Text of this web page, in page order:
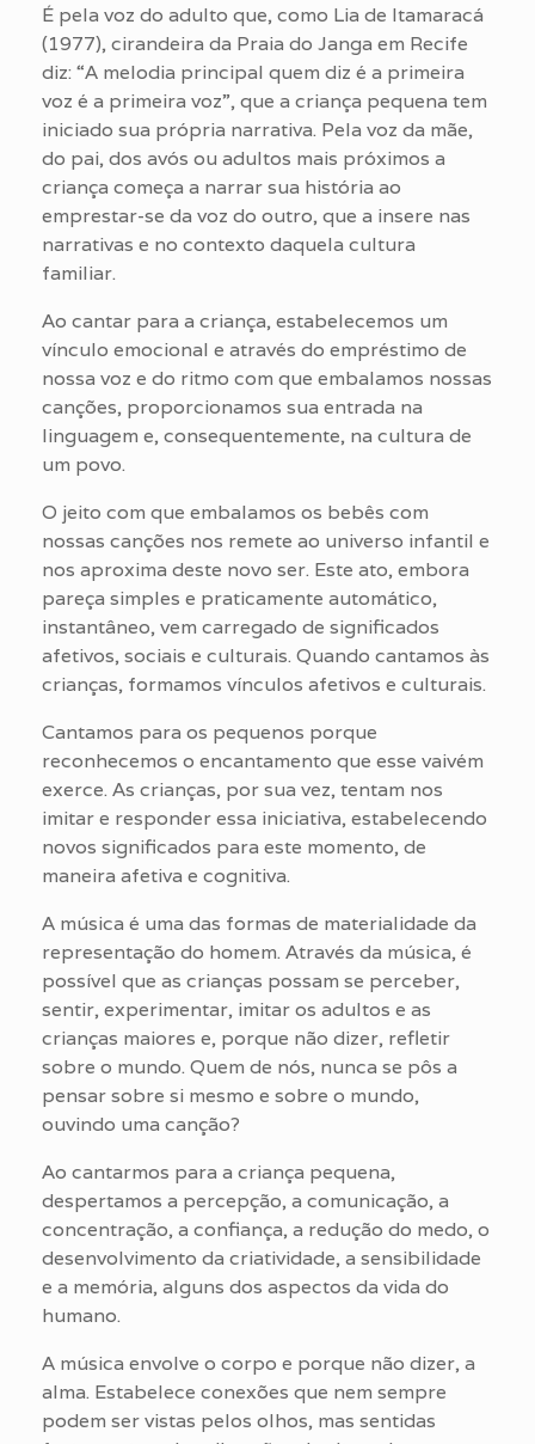
É pela voz do adulto que, como Lia de Itamaracá
(1977), cirandeira da Praia do Janga em Recife
diz: “A melodia principal quem diz é a primeira
voz é a primeira voz”, que a criança pequena tem
iniciado sua própria narrativa. Pela voz da mãe,
do pai, dos avós ou adultos mais próximos a
criança começa a narrar sua história ao
emprestar-se da voz do outro, que a insere nas
narrativas e no contexto daquela cultura
familiar.
Ao cantar para a criança, estabelecemos um
vínculo emocional e através do empréstimo de
nossa voz e do ritmo com que embalamos nossas
canções, proporcionamos sua entrada na
linguagem e, consequentemente, na cultura de
um povo.
O jeito com que embalamos os bebês com
nossas canções nos remete ao universo infantil e
nos aproxima deste novo ser. Este ato, embora
pareça simples e praticamente automático,
instantâneo, vem carregado de significados
afetivos, sociais e culturais. Quando cantamos às
crianças, formamos vínculos afetivos e culturais.
Cantamos para os pequenos porque
reconhecemos o encantamento que esse vaivém
exerce. As crianças, por sua vez, tentam nos
imitar e responder essa iniciativa, estabelecendo
novos significados para este momento, de
maneira afetiva e cognitiva.
A música é uma das formas de materialidade da
representação do homem. Através da música, é
possível que as crianças possam se perceber,
sentir, experimentar, imitar os adultos e as
crianças maiores e, porque não dizer, refletir
sobre o mundo. Quem de nós, nunca se pôs a
pensar sobre si mesmo e sobre o mundo,
ouvindo uma canção?
Ao cantarmos para a criança pequena,
despertamos a percepção, a comunicação, a
concentração, a confiança, a redução do medo, o
desenvolvimento da criatividade, a sensibilidade
e a memória, alguns dos aspectos da vida do
humano.
A música envolve o corpo e porque não dizer, a
alma. Estabelece conexões que nem sempre
podem ser vistas pelos olhos, mas sentidas